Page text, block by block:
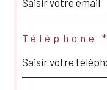
Téléphone *